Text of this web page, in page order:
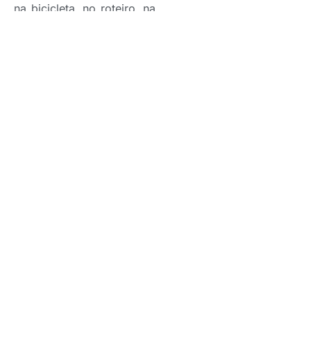
na bicicleta, no roteiro, na